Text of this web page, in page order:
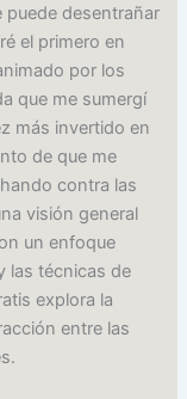
puede desentrañar
el primero en
por los
que me sumergí
más invertido en
de que me
contra las
visión general
un enfoque
las técnicas de
explora la
entre las